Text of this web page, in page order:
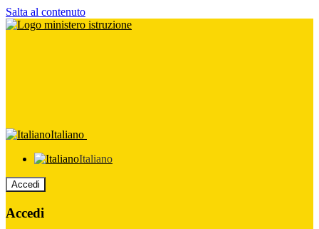
Salta al contenuto
Italiano
Italiano
Accedi
Accedi